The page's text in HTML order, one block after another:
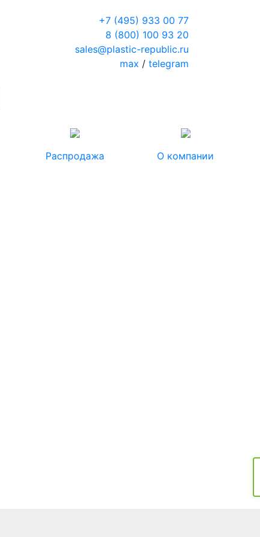
+7 (495) 933 00 77
8 (800) 100 93 20
sales@plastic-republic.ru
max / telegram
Распродажа О компании